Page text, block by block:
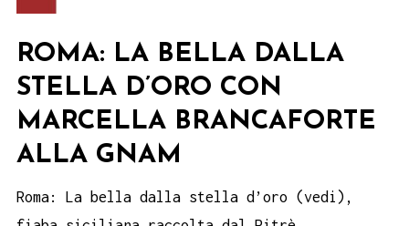
ROMA: LA BELLA DALLA
STELLA D’ORO CON
MARCELLA BRANCAFORTE
ALLA GNAM
Roma: La bella dalla stella d’oro (vedi),